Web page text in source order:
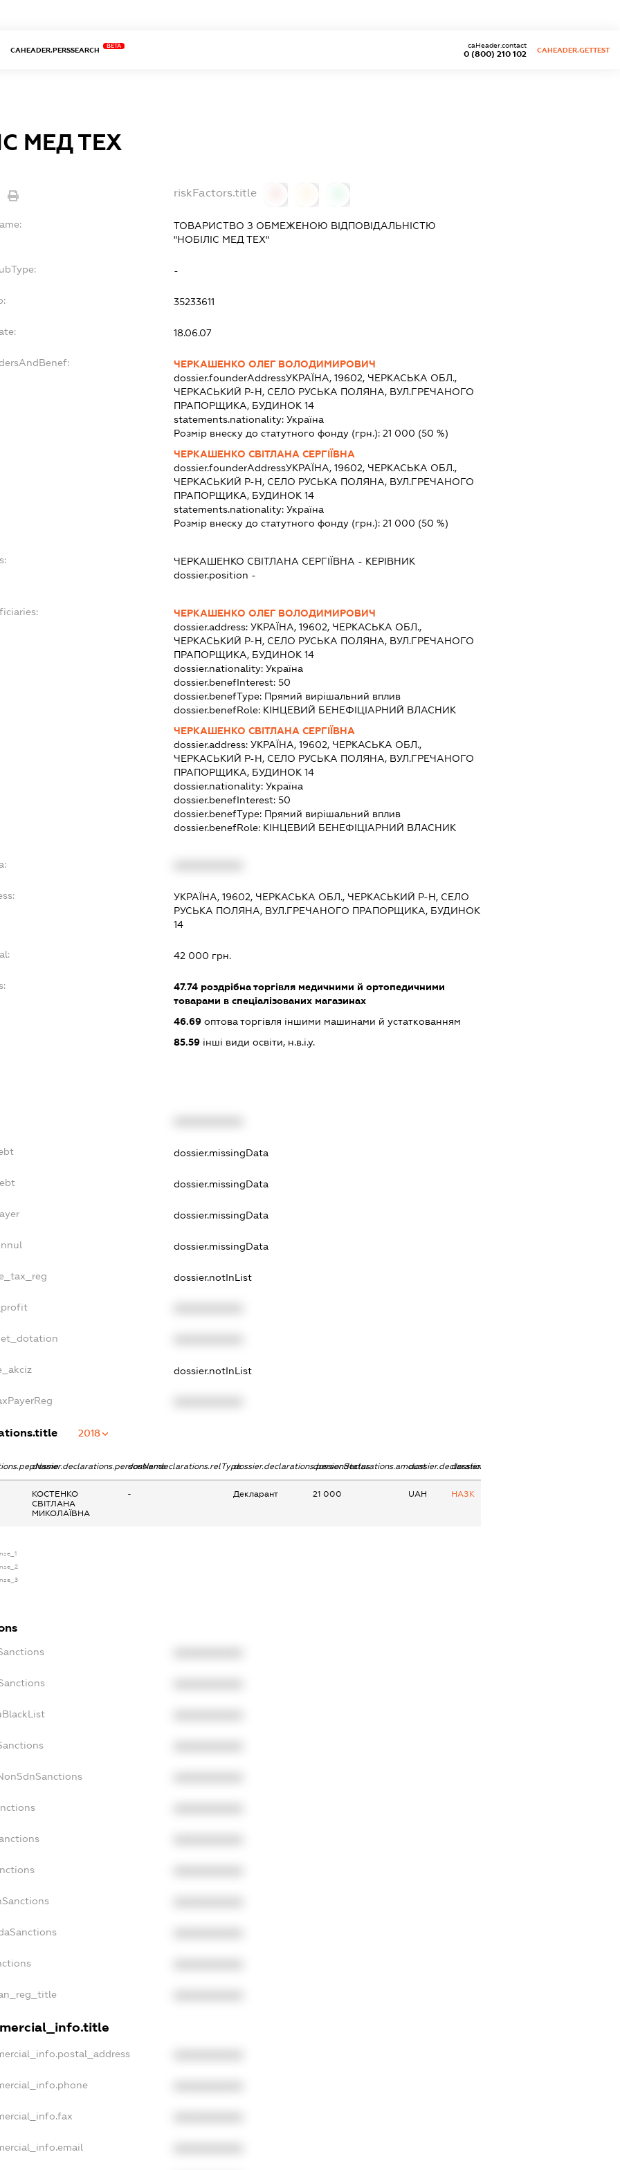
CAHEADER.PERSSEARCH
BETA
0 (800) 210 102
caHeader.contact
CAHEADER.GETTEST
МЕД ТЕХ
riskFactors.title
ТОВАРИСТВО З ОБМЕЖЕНОЮ ВІДПОВІДАЛЬНІСТЮ
"НОБІЛІС МЕД ТЕХ"
-
35233611
18.06.07
ЧЕРКАШЕНКО ОЛЕГ ВОЛОДИМИРОВИЧ
dossier.founderAddressУКРАЇНА, 19602, ЧЕРКАСЬКА ОБЛ.,
ЧЕРКАСЬКИЙ Р-Н, СЕЛО РУСЬКА ПОЛЯНА, ВУЛ.ГРЕЧАНОГО
ПРАПОРЩИКА, БУДИНОК 14
statements.nationality: Україна
Розмір внеску до статутного фонду (грн.): 21 000 (50 %)
ЧЕРКАШЕНКО СВІТЛАНА СЕРГІЇВНА
dossier.founderAddressУКРАЇНА, 19602, ЧЕРКАСЬКА ОБЛ.,
ЧЕРКАСЬКИЙ Р-Н, СЕЛО РУСЬКА ПОЛЯНА, ВУЛ.ГРЕЧАНОГО
ПРАПОРЩИКА, БУДИНОК 14
statements.nationality: Україна
Розмір внеску до статутного фонду (грн.): 21 000 (50 %)
ЧЕРКАШЕНКО СВІТЛАНА СЕРГІЇВНА - КЕРІВНИК
dossier.position -
ЧЕРКАШЕНКО ОЛЕГ ВОЛОДИМИРОВИЧ
dossier.address: УКРАЇНА, 19602, ЧЕРКАСЬКА ОБЛ.,
ЧЕРКАСЬКИЙ Р-Н, СЕЛО РУСЬКА ПОЛЯНА, ВУЛ.ГРЕЧАНОГО
ПРАПОРЩИКА, БУДИНОК 14
dossier.nationality: Україна
dossier.benefInterest: 50
dossier.benefType: Прямий вирішальний вплив
dossier.benefRole: КІНЦЕВИЙ БЕНЕФІЦІАРНИЙ ВЛАСНИК
ЧЕРКАШЕНКО СВІТЛАНА СЕРГІЇВНА
dossier.address: УКРАЇНА, 19602, ЧЕРКАСЬКА ОБЛ.,
ЧЕРКАСЬКИЙ Р-Н, СЕЛО РУСЬКА ПОЛЯНА, ВУЛ.ГРЕЧАНОГО
ПРАПОРЩИКА, БУДИНОК 14
dossier.nationality: Україна
dossier.benefInterest: 50
dossier.benefType: Прямий вирішальний вплив
dossier.benefRole: КІНЦЕВИЙ БЕНЕФІЦІАРНИЙ ВЛАСНИК
УКРАЇНА, 19602, ЧЕРКАСЬКА ОБЛ., ЧЕРКАСЬКИЙ Р-Н, СЕЛО
РУСЬКА ПОЛЯНА, ВУЛ.ГРЕЧАНОГО ПРАПОРЩИКА, БУДИНОК
14
42 000 грн.
47.74роздрібна торгівля медичними й ортопедичними
товарами в спеціалізованих магазинах
46.69оптова торгівля іншими машинами й устаткованням
85.59інші види освіти, н.в.і.у.
dossier.missingData
dossier.missingData
dossier.missingData
dossier.missingData
dossier.notInList
dossier.notInList
2018
dossier.declarations.personNamedossier.declarations.relTypedossier.declarations.personStatusdossier.declarations.amountdossier.declarations.currency
dossier.declarations.source
КОСТЕНКО
СВІТЛАНА
МИКОЛАЇВНА
- Декларант 21 000 UAH НАЗК